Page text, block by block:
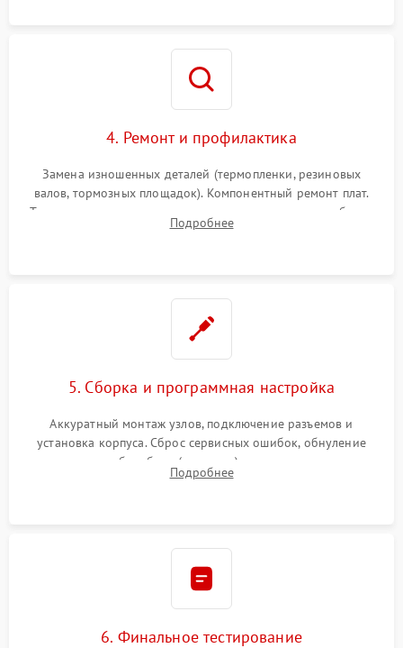
4. Ремонт и профилактика
Замена изношенных деталей (термопленки, резиновых
валов, тормозных площадок). Компонентный ремонт плат.
Тщательная очистка тракта печати, контактов и линз блока
лазера (LSU) от просыпанного тонера и пыли.
Подробнее
5. Сборка и программная настройка
Аккуратный монтаж узлов, подключение разъемов и
установка корпуса. Сброс сервисных ошибок, обнуление
счетчиков абсорбера (памперса) или узла переноса,
обновление прошивки и программная калибровка аппарата.
Подробнее
6. Финальное тестирование